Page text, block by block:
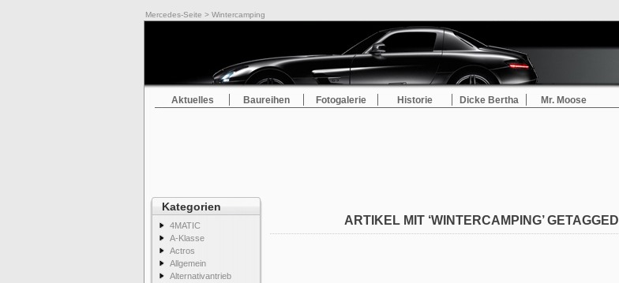
Mercedes-Seite > Wintercamping
Aktuelles Baureihen Fotogalerie Historie Dicke Bertha Mr. Moose
Kategorien
4MATIC
A-Klasse
Actros
Allgemein
Alternativantrieb
ARTIKEL MIT ‘WINTERCAMPING’ GETAGGED